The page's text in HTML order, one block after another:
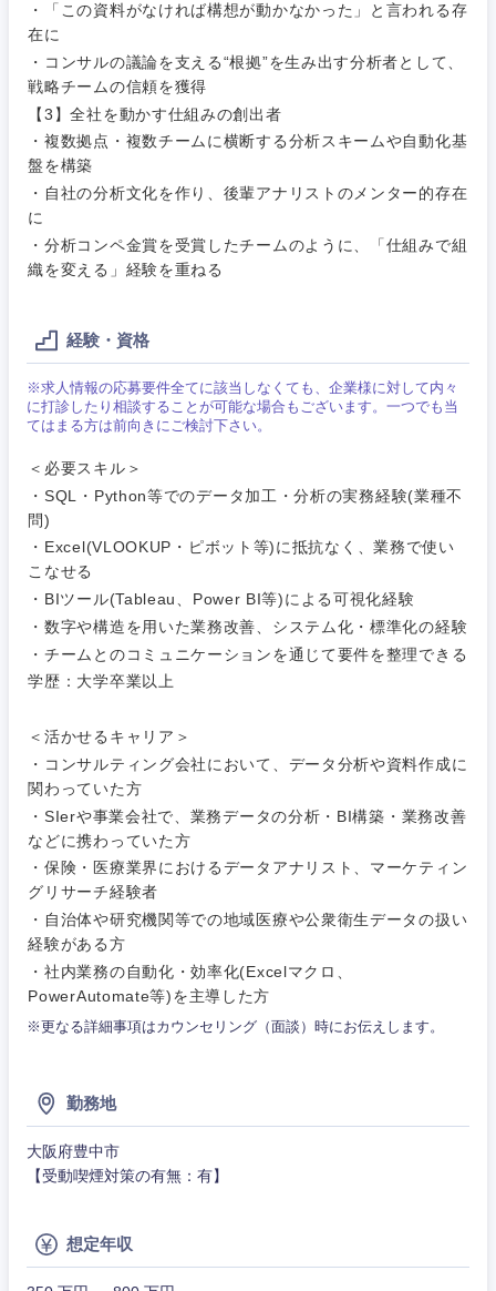
・「この資料がなければ構想が動かなかった」と言われる存
在に
・コンサルの議論を支える“根拠”を生み出す分析者として、
戦略チームの信頼を獲得
【3】全社を動かす仕組みの創出者
・複数拠点・複数チームに横断する分析スキームや自動化基
盤を構築
・自社の分析文化を作り、後輩アナリストのメンター的存在
に
・分析コンペ金賞を受賞したチームのように、「仕組みで組
織を変える」経験を重ねる
経験・資格
※求人情報の応募要件全てに該当しなくても、企業様に対して内々
に打診したり相談することが可能な場合もございます。一つでも当
てはまる方は前向きにご検討下さい。
＜必要スキル＞
・SQL・Python等でのデータ加工・分析の実務経験(業種不
問)
・Excel(VLOOKUP・ピボット等)に抵抗なく、業務で使い
こなせる
・BIツール(Tableau、Power BI等)による可視化経験
・数字や構造を用いた業務改善、システム化・標準化の経験
・チームとのコミュニケーションを通じて要件を整理できる
学歴：大学卒業以上
＜活かせるキャリア＞
・コンサルティング会社において、データ分析や資料作成に
関わっていた方
・SIerや事業会社で、業務データの分析・BI構築・業務改善
などに携わっていた方
・保険・医療業界におけるデータアナリスト、マーケティン
グリサーチ経験者
・自治体や研究機関等での地域医療や公衆衛生データの扱い
経験がある方
・社内業務の自動化・効率化(Excelマクロ、
PowerAutomate等)を主導した方
※更なる詳細事項はカウンセリング（面談）時にお伝えします。
勤務地
大阪府豊中市
【受動喫煙対策の有無：有】
想定年収
甲信越・北陸
富山県
石川県 福井県
山梨県 長野県